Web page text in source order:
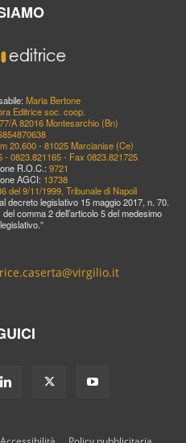
Maria Bertone
Editrice soc. coop.
A 82016 Montesarchio (Bn)
20,600 - 81025 Marcianise (Ce)
- 0823.821165 - Fax 0823.821725
R.O.C.: 9721
AGCI: 13738
del 9/11/1999, Tribunale di Napoli
decreto legislativo 15 maggio 2017, n. 70.
comma 2 dell’articolo 5 del medesimo